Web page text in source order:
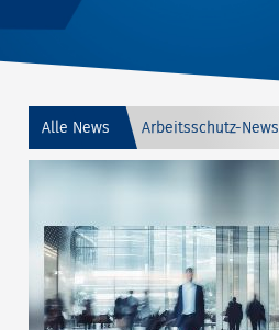
Alle News Arbeitsschutz-News